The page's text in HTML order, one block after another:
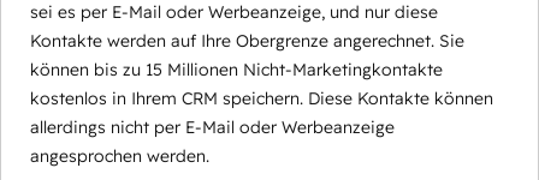
sei es per E-Mail oder Werbeanzeige, und nur diese
Kontakte werden auf Ihre Obergrenze angerechnet. Sie
können bis zu 15 Millionen Nicht-Marketingkontakte
kostenlos in Ihrem CRM speichern. Diese Kontakte können
allerdings nicht per E-Mail oder Werbeanzeige
angesprochen werden.